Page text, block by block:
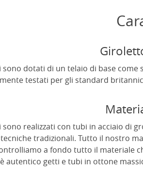
dotati di un telaio di base
testati per gli standard
realizzati con tubi in acciaio di
tradizionali. Tutto il nostro
a fondo tutto il materiale
autentico getti e tubi in ottone